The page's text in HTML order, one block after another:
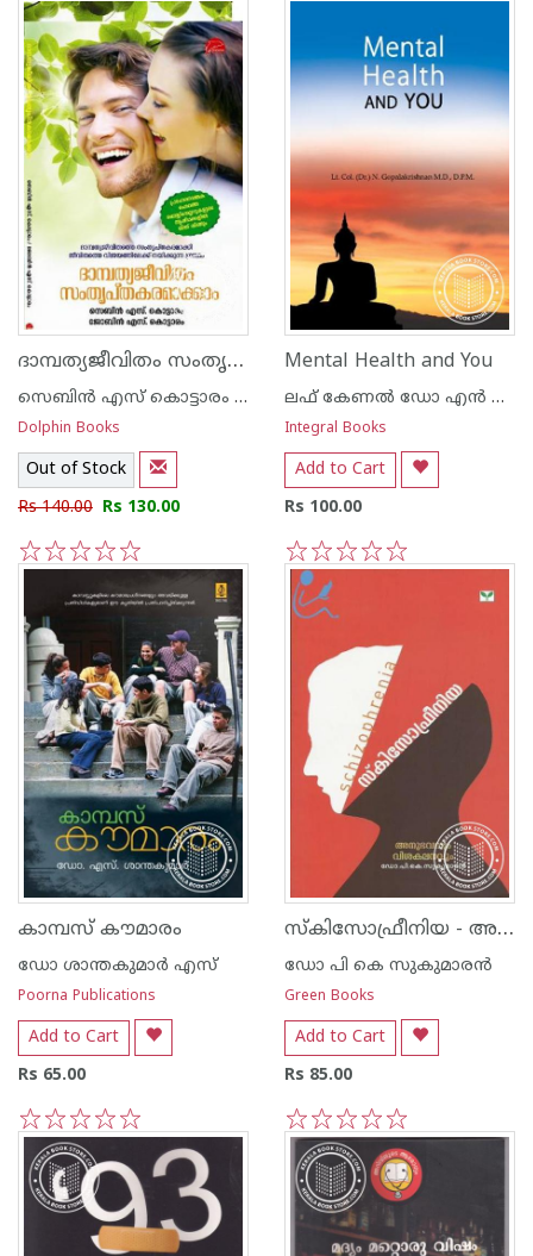
5
4
3
2
1 5
4
3
2
1
ദാമ്പത്യജീവിതം സംതൃപ്തകരമാക്കാം
സെബിന്‍ എസ് കൊട്ടാരം - ജോബിന്‍ എസ് കൊട്ടാരം
Dolphin Books
Out of Stock
Rs 140.00 Rs 130.00
5
4
3
2
1
Mental Health and You
ലഫ് കേണല്‍ ഡോ എന്‍ ഗോപാലകൃഷ്നന്‍ എംഡി ഡിപിഎം
Integral Books
Add to Cart
Rs 100.00
5
4
3
2
1
കാമ്പസ്‌ കൗമാരം
ഡോ ശാന്തകുമാര്‍ എസ്
Poorna Publications
Add to Cart
Rs 65.00
5
4
3
2
1
സ്‌കിസോഫ്രീനിയ - അനുഭവവും വിശകലനവും -
ഡോ പി കെ സുകുമാര‌ന്‍
Green Books
Add to Cart
Rs 85.00
5
4
3
2
1